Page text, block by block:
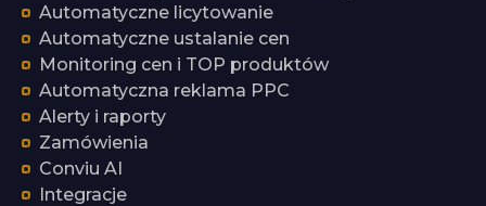
Automatyczne licytowanie
Automatyczne ustalanie cen
Monitoring cen i TOP produktów
Automatyczna reklama PPC
Alerty i raporty
Zamówienia
Conviu AI
Integracje